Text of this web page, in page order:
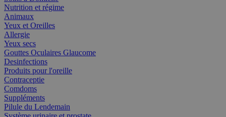
Nutrition et régime
Animaux
Yeux et Oreilles
Allergie
Yeux secs
Gouttes Oculaires Glaucome
Desinfections
Produits pour l'oreille
Contraceptie
Comdoms
Suppléments
Pilule du Lendemain